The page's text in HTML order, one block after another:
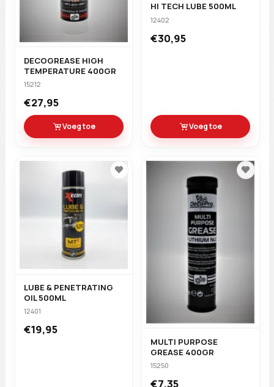
DECOGREASE HIGH
TEMPERATURE 400GR
15212
€27,95
Voeg toe
HI TECH LUBE 500ML
12402
€30,95
Voeg toe
LUBE & PENETRATING
OIL 500ML
12401
€19,95
MULTI PURPOSE
GREASE 400GR
15250
€7,35